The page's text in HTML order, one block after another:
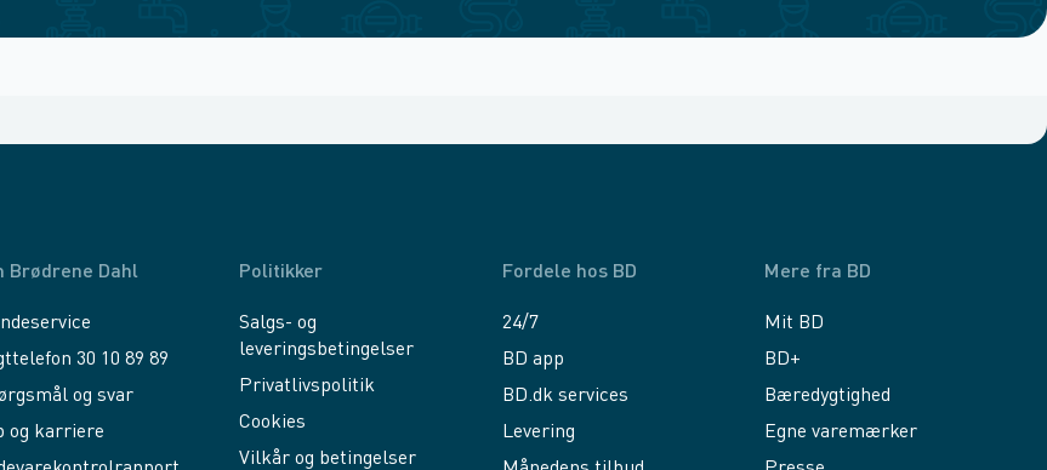
Brødrene Dahl
30 10 89 89
og svar
og karriere
Politikker
Salgs- og
leveringsbetingelser
Privatlivspolitik
Cookies
Vilkår og betingelser
Fordele hos BD
24/7
BD app
BD.dk services
Levering
Mere fra BD
Mit BD
BD+
Bæredygtighed
Egne varemærker